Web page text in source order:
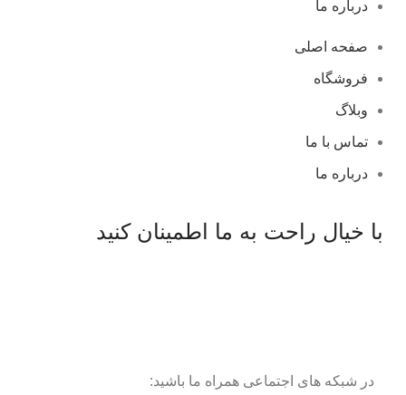
درباره ما
صفحه اصلی
فروشگاه
وبلاگ
تماس با ما
درباره ما
با خیال راحت به ما اطمینان کنید
در شبکه های اجتماعی همراه ما باشید: